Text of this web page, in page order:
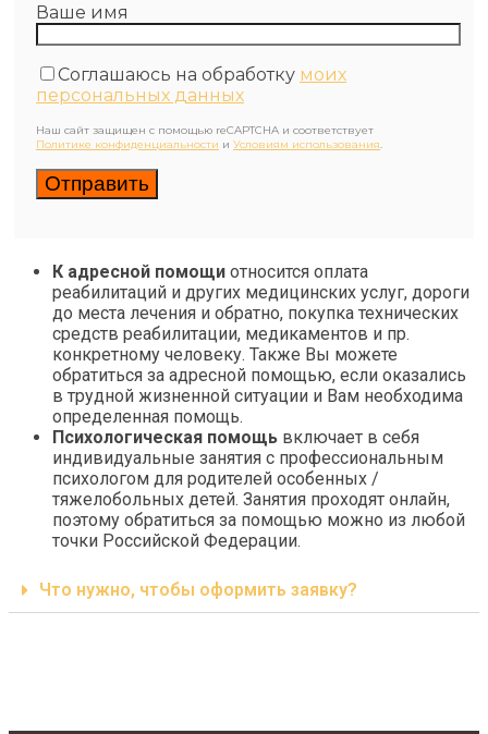
Ваше имя
Соглашаюсь на обработку моих
персональных данных
Наш сайт защищен с помощью reCAPTCHA и соответствует
Политике конфиденциальности и Условиям использования.
К адресной помощи относится оплата
реабилитаций и других медицинских услуг, дороги
до места лечения и обратно, покупка технических
средств реабилитации, медикаментов и пр.
конкретному человеку. Также Вы можете
обратиться за адресной помощью, если оказались
в трудной жизненной ситуации и Вам необходима
определенная помощь.
Психологическая помощь включает в себя
индивидуальные занятия с профессиональным
психологом для родителей особенных /
тяжелобольных детей. Занятия проходят онлайн,
поэтому обратиться за помощью можно из любой
точки Российской Федерации.
Что нужно, чтобы оформить заявку?